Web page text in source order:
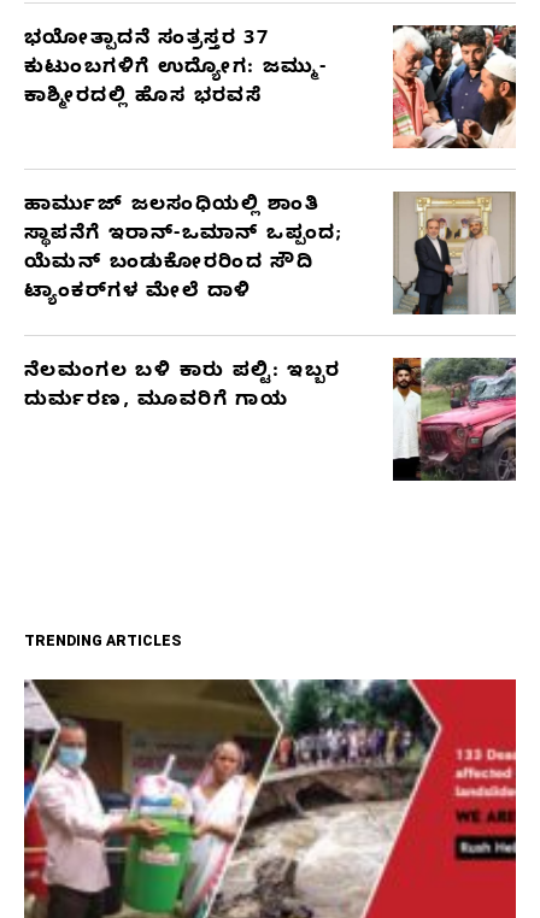
ಭಯೋತ್ಪಾದನೆ ಸಂತ್ರಸ್ತರ 37
ಕುಟುಂಬಗಳಿಗೆ ಉದ್ಯೋಗ: ಜಮ್ಮು-
ಕಾಶ್ಮೀರದಲ್ಲಿ ಹೊಸ ಭರವಸೆ
ಹಾರ್ಮುಜ್ ಜಲಸಂಧಿಯಲ್ಲಿ ಶಾಂತಿ
ಸ್ಥಾಪನೆಗೆ ಇರಾನ್-ಒಮಾನ್ ಒಪ್ಪಂದ;
ಯೆಮನ್ ಬಂಡುಕೋರರಿಂದ ಸೌದಿ
ಟ್ಯಾಂಕರ್‌ಗಳ ಮೇಲೆ ದಾಳಿ
ನೆಲಮಂಗಲ ಬಳಿ ಕಾರು ಪಲ್ಟಿ: ಇಬ್ಬರ
ದುರ್ಮರಣ, ಮೂವರಿಗೆ ಗಾಯ
TRENDING ARTICLES